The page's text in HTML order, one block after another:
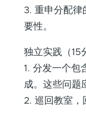
3. 重申分配律
要性。
独立实践（15
1. 分发一个包
成。这些问题
2. 巡回教室，